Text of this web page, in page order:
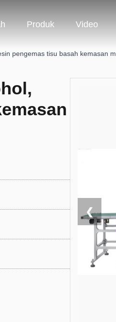
Produk Video
pengemas tisu basah kemasan
❮